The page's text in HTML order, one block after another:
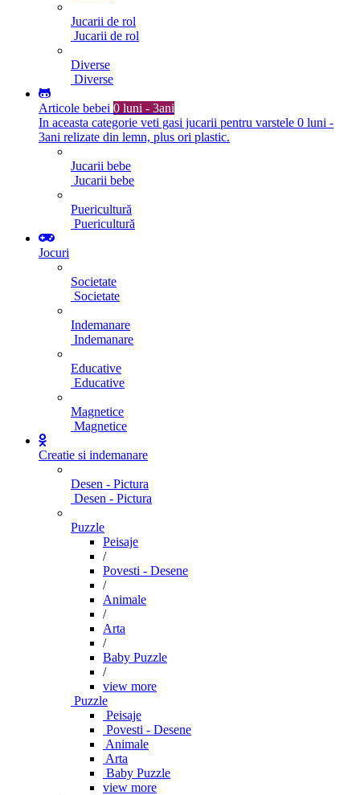
Jucarii de rol
Jucarii de rol
Diverse
Diverse
Articole bebei 0 luni - 3ani
In aceasta categorie veti gasi jucarii pentru varstele 0 luni -
3ani relizate din lemn, plus ori plastic.
Jucarii bebe
Jucarii bebe
Puericultură
Puericultură
Jocuri
Societate
Societate
Indemanare
Indemanare
Educative
Educative
Magnetice
Magnetice
Creatie si indemanare
Desen - Pictura
Desen - Pictura
Puzzle
Peisaje
/
Povesti - Desene
/
Animale
/
Arta
/
Baby Puzzle
/
view more
Puzzle
Peisaje
Povesti - Desene
Animale
Arta
Baby Puzzle
view more